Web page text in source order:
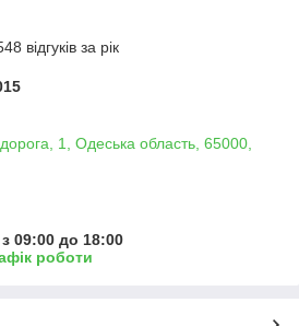
відгуків за рік
1, Одеська область, 65000,
09:00 до 18:00
роботи